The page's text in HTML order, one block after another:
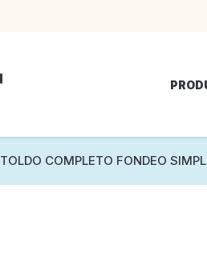
TOLDO COMPLETO FONDEO